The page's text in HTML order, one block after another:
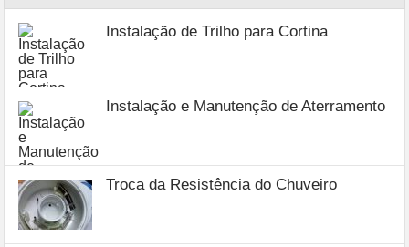
Instalação de Trilho para Cortina
Instalação e Manutenção de Aterramento
Troca da Resistência do Chuveiro